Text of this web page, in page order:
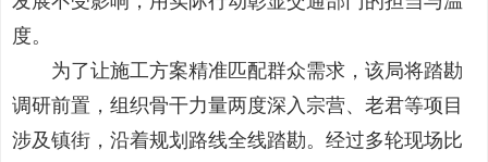
度。
为了让施工方案精准匹配群众需求，该局将踏勘
调研前置，组织骨干力量两度深入宗营、老君等项目
涉及镇街，沿着规划路线全线踏勘。经过多轮现场比